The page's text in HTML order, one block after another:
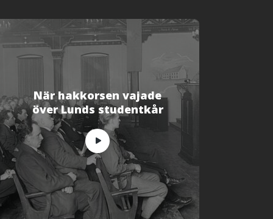
När hakkorsen vajade
över Lunds studentkår